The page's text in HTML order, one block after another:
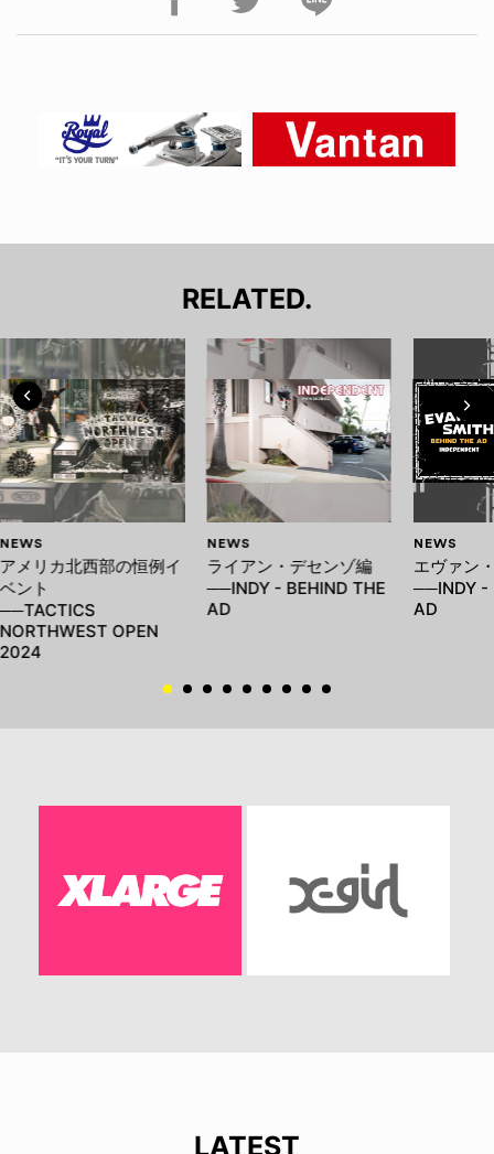
RELATED.
NEWS
アメリカ北西部の恒例イ
ベント
──TACTICS
NORTHWEST OPEN
2024
NEWS
ライアン・デセンゾ編
──INDY - BEHIND THE
AD
NEWS
エヴァン
──INDY -
AD
LATEST